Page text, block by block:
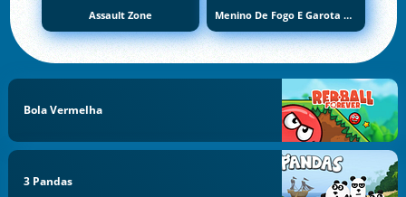
Assault Zone Menino De Fogo E Garota De Água 5: Elementos
Bola Vermelha
3 Pandas